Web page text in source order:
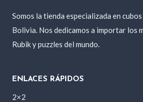
Somos la tienda especializada en
Bolivia. Nos dedicamos a importar los
Rubik y puzzles del mundo.
ENLACES RÁPIDOS
2×2